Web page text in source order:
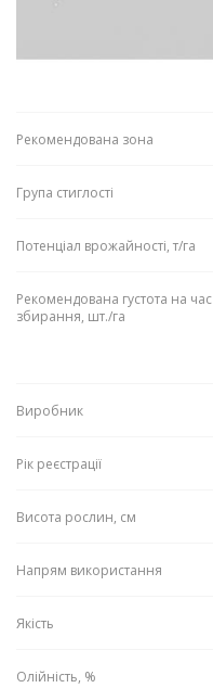
Рекомендована зона
Група стиглості
Потенціал врожайності, т/га
Рекомендована густота на час
збирання, шт./га
Виробник
Рік реєстрації
Висота рослин, см
Напрям використання
Якість
Олійність, %